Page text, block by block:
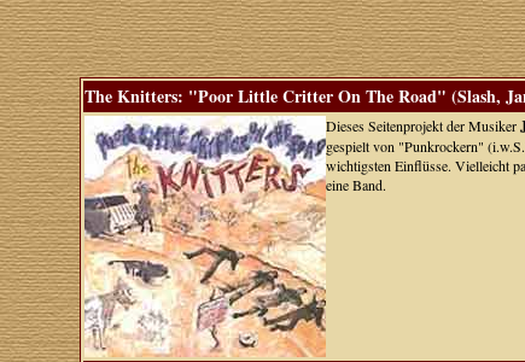
The Knitters: "Poor Little Critter On The Road" (Slash,
Dieses Seitenprojekt der Musiker
gespielt von "Punkrockern"
wichtigsten Einflüsse. Vielleicht
eine Band.